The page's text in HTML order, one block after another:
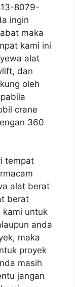
8079-
ingin
maka
kami ini
alat
dan
oleh
crane
360
tempat
alat berat
berat
kami untuk
anda
maka
proyek
masih
jangan